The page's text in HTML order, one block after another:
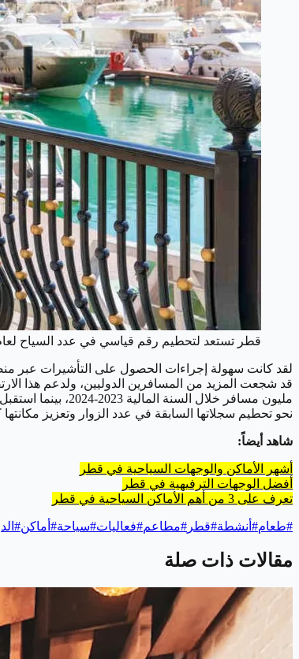
قطر تستعد لتحطيم رقم قياسي في عدد السياح لعام
نحو تحطيم سجلاتها السابقة في عدد الزوار وتعزيز
شاهد أيضاً:
أشهر الأماكن والوجهات السياحية في قطر
أفضل الوجهات الترفيهية في قطر
تعرف على 3 من أهم الأماكن السياحية في قطر
#طعام# أنشطة#قطر #مطاعم#فعاليات#سياحة# أماكن#
مقالات ذات صلة